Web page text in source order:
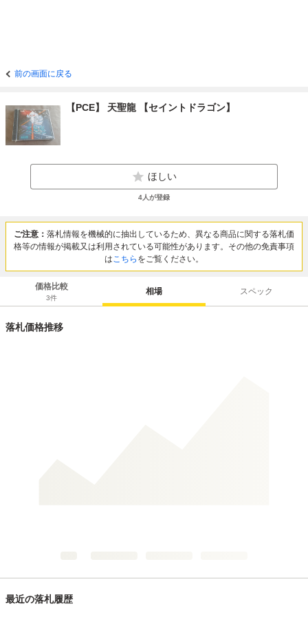
前の画面に戻る
【PCE】 天聖龍 【セイントドラゴン】
ほしい
4人が登録
ご注意： 落札情報を機械的に抽出しているため、異なる商品に関する落札価
格等の情報が掲載又は利用されている可能性があります。その他の免責事項
はこちら をご覧ください。
価格比較
3件
相場 スペック
落札価格推移
最近の落札履歴